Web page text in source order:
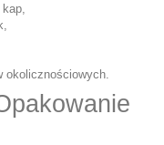
okolicznościowych.